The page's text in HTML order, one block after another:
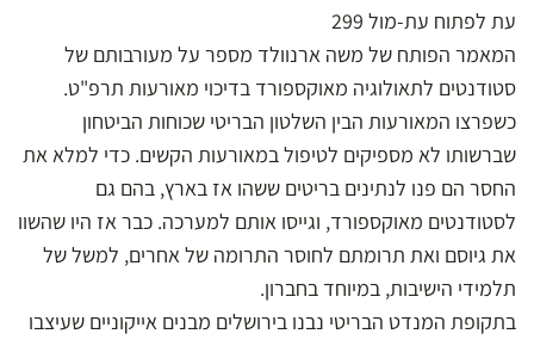
עת לפתוח עת-מול 299
המאמר הפותח של משה ארנוולד מספר על מעורבותם של
סטודנטים לתאולוגיה מאוקספורד בדיכוי מאורעות תרפ"ט.
כשפרצו המאורעות הבין השלטון הבריטי שכוחות הביטחון
שברשותו לא מספיקים לטיפול במאורעות הקשים. כדי למלא את
החסר הם פנו לנתינים בריטים ששהו אז בארץ, בהם גם
לסטודנטים מאוקספורד, וגייסו אותם למערכה. כבר אז היו שהשוו
את גיוסם ואת תרומתם לחוסר התרומה של אחרים, למשל של
תלמידי הישיבות, במיוחד בחברון.
בתקופת המנדט הבריטי נבנו בירושלים מבנים אייקוניים שעיצבו